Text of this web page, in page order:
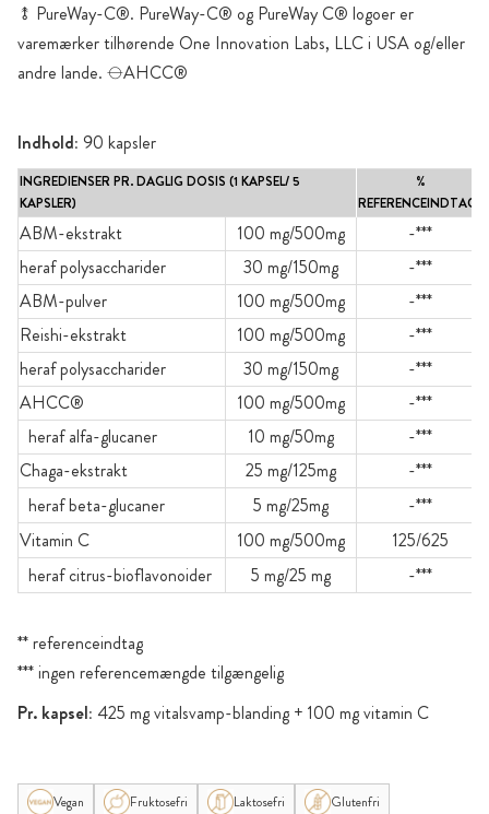
⥉ PureWay-C®. PureWay-C® og PureWay C® logoer er
varemærker tilhørende One Innovation Labs, LLC i USA og/eller
andre lande. ⦵AHCC®
Indhold: 90 kapsler
INGREDIENSER PR. DAGLIG DOSIS (1 KAPSEL/ 5
KAPSLER)
%
REFERENCEINDTAG*
ABM-ekstrakt 100 mg/500mg
-***
heraf polysaccharider
30 mg/150mg
-***
ABM-pulver
100 mg/500mg
-***
Reishi-ekstrakt
100 mg/500mg
-***
heraf polysaccharider
30 mg/150mg
-***
AHCC®
100 mg/500mg
-***
heraf alfa-glucaner
10 mg/50mg
-***
Chaga-ekstrakt
25 mg/125mg
-***
heraf beta-glucaner
5 mg/25mg
-***
Vitamin C
100 mg/500mg
125/625
heraf citrus-bioflavonoider
5 mg/25 mg -***
** referenceindtag
*** ingen referencemængde tilgængelig
Pr. kapsel: 425 mg vitalsvamp-blanding + 100 mg vitamin C
Vegan Fruktosefri Laktosefri
Glutenfri